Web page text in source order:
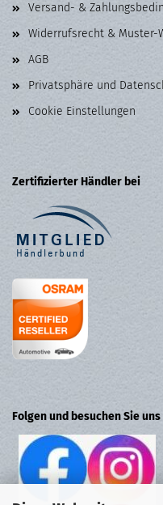
Versand- &
Widerrufsrecht & Muster-
AGB
Privatsphäre und
Cookie Einstellungen
Zertifizierter Händler bei
Folgen und besuchen Sie